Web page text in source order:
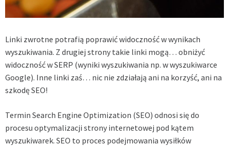
Linki zwrotne potrafią poprawić widoczność w wynikach
wyszukiwania. Z drugiej strony takie linki mogą… obniżyć
widoczność w SERP (wyniki wyszukiwania np. w wyszukiwarce
Google). Inne linki zaś… nic nie zdziałają ani na korzyść, ani na
szkodę SEO!
Termin Search Engine Optimization (SEO) odnosi się do
procesu optymalizacji strony internetowej pod kątem
wyszukiwarek. SEO to proces podejmowania wysiłków